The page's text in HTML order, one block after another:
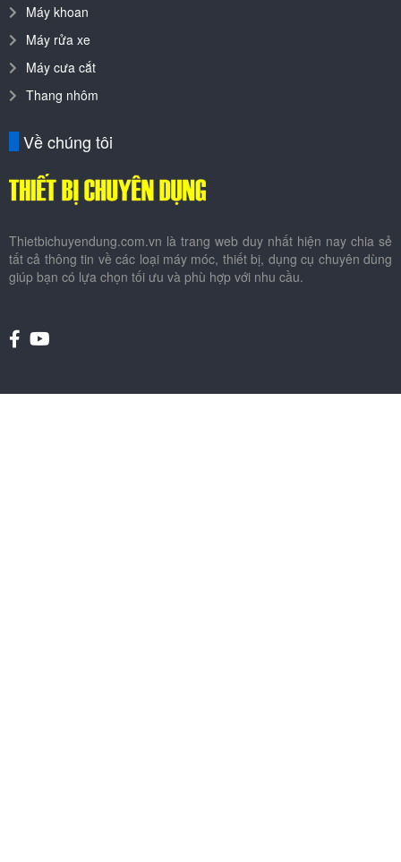
Máy khoan
Máy rửa xe
Máy cưa cắt
Thang nhôm
Về chúng tôi
Thietbichuyendung.com.vn là trang web duy nhất hiện nay chia sẻ
tất cả thông tin về các loại máy móc, thiết bị, dụng cụ chuyên dùng
giúp bạn có lựa chọn tối ưu và phù hợp với nhu cầu.